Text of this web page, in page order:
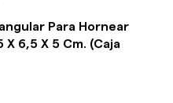
Para Hornear
X 6,5 X 5 Cm. (Caja